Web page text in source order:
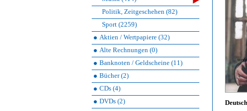
Politik, Zeitgeschehen (82)
Sport (2259)
Aktien / Wertpapiere (32)
Alte Rechnungen (0)
Banknoten / Geldscheine (11)
Bücher (2)
CDs (4)
DVDs (2)